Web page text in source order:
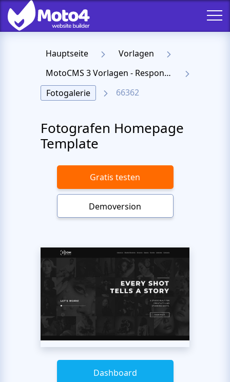
Hauptseite
Vorlagen
MotoCMS 3 Vorlagen - Responsive Templates für Website
Fotogalerie
66362
Fotografen Homepage
Template
Gratis testen
Demoversion
Dashboard